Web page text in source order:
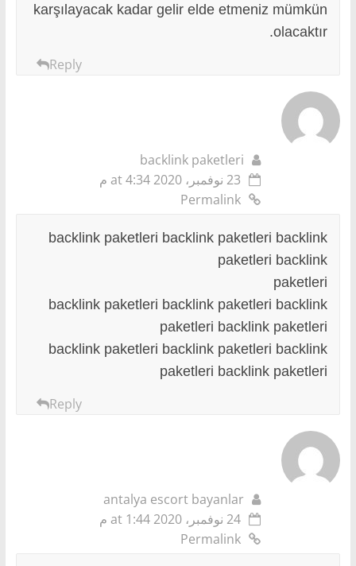
karşılayacak kadar gelir elde etmeniz mümkün
olacaktır.
Reply
backlink paketleri
23 نوفمبر، 2020 at 4:34 م
Permalink
backlink paketleri backlink paketleri backlink
paketleri backlink
paketleri
backlink paketleri backlink paketleri backlink
paketleri backlink paketleri
backlink paketleri backlink paketleri backlink
paketleri backlink paketleri
Reply
antalya escort bayanlar
24 نوفمبر، 2020 at 1:44 م
Permalink